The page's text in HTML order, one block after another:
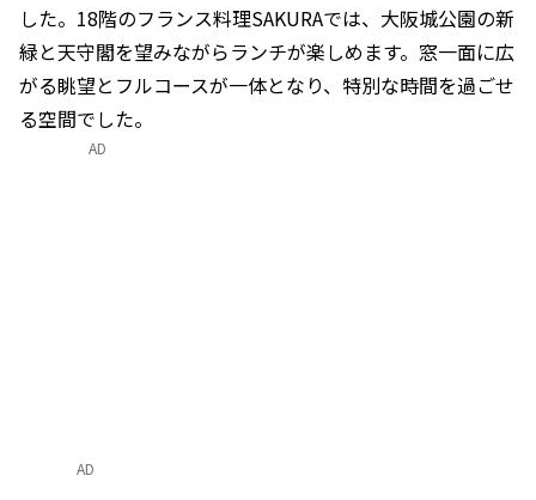
した。18階のフランス料理SAKURAでは、大阪城公園の新
緑と天守閣を望みながらランチが楽しめます。窓一面に広
がる眺望とフルコースが一体となり、特別な時間を過ごせ
る空間でした。
AD
AD